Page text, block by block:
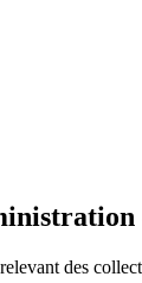
des